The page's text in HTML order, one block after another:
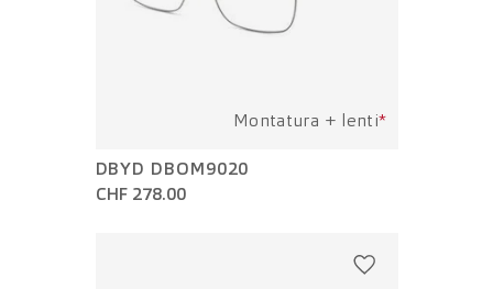
Montatura + lenti*
DBYD DBOM9020
CHF 278.00